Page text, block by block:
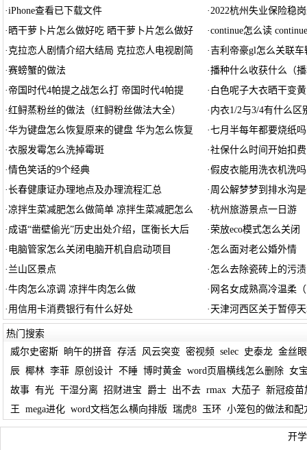
·iPhone查看已下载文件 ·2022杭州失业保险稳
· 晒干萝卜片怎么做好吃 晒干萝卜片怎么做好 ·continue怎么读 continue
· 克拉恋人剧情介绍大结局 克拉恋人电视剧简 ·吉利帝豪gl怎么关联车
·赛螃蟹的做法 ·播种什么收获什么（
· 帝国时代4帕提之战怎么打 帝国时代4帕提 · 白色呢子大衣晒干变
·红鲟蒸粉丝的做法（红鲟粉丝做法大全） · 内衣1/2与3/4有什么区
·华为键盘怎么恢复原来的键盘 华为怎么恢复 ·七月半每年都要烧纸
·衣服发霉怎么洗掉霉斑 ·社保什么时间开始扣费
·情色笑话的9个经典 ·假皮衣能用洗衣机洗吗
·长春健康证办理地点及办理流程汇总 · 周公解梦梦到排水沟
· 凉拌生菜减肥怎么做简单 凉拌生菜减肥怎么 ·杭州旅游景点一日游
· 成语“凿壁偷光”历史出处介绍，匡衡长大后 · 荣放eco模式怎么关闭
· 电脑管家怎么关闭电脑开机自启动项目 · 怎么面对老公婚外情
· 兰山区景点 · 怎么去除瓷砖上的污
·牛肉怎么凉调 凉拌牛肉怎么做 · 网名女成熟高冷温柔
· 用信用卡消费银行有什么好处 · 天津河西区关于暂停
热门搜索
威尔史密斯
晌午的拼音 存活 风云突变 密视频 selec 史泰龙 金丝
辰 椰林 李菲 原创设计 不睡 博时黄金 word页眉横线怎么删除 女
故事 有光 干湿分离 招财进宝 爵士 出不去 rmax 大茄子 新冠疫苗
王
mega进化 word文档怎么横向排版 瑞虎8 玉环 小笼包的做法和配
开